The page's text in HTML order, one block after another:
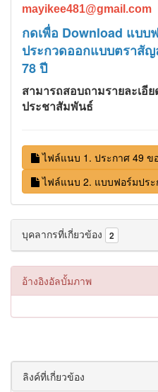
mayikee481@gmail.com
กดเพื่อ Download แบบ
ประกวดออกแบบตราสั
78 ปี
สามารถสอบถามรายละเอีย
ประชาสัมพันธ์
ไฟล์แนบ 1. ประกาศ 49
ไฟล์แนบ 2. แบบฟอร์มประ
บุคลากรที่เกี่ยวข้อง 2
อ้างอิงอัลบั้มภาพ
ลิงค์ที่เกี่ยวข้อง